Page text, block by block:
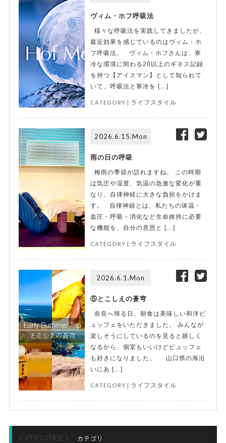
ヴィム・ホフ呼吸法
様々な呼吸法を実践してきましたが、
最近効果を感じているのはヴィム・ホ
フ呼吸法。 ヴィム・ホフさんは、寒
冷な環境に関わる20以上のギネス記録
を持つ【アイスマン】として知られて
いて、呼吸法と寒冷を […]
CATEGORY | ライフスタイル
2026.6.15.Mon
雨の日の呼吸
梅雨の季節が訪れますね。 この時期
は気圧や湿度、気温の急激な変化が重
なり、自律神経に大きな負担をかけま
す。 自律神経とは、私たちの体温・
血圧・呼吸・消化など生命維持に必要
な機能を、自分の意思と […]
CATEGORY | ライフスタイル
2026.6.1.Mon
⑤とこしえの蒼穹
奈良へ帰る日、朝食は美味しい和洋ビ
ュッフェをいただきました。 みんなが
楽しそうにしているのを見ると嬉しく
なるから、個室もいいけどビュッフェ
も好きになりました。 山口県の海沿
いにあ […]
CATEGORY | ライフスタイル
CATEGORIES カテゴリ